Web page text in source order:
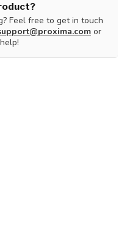
Feel free to get in touch
or